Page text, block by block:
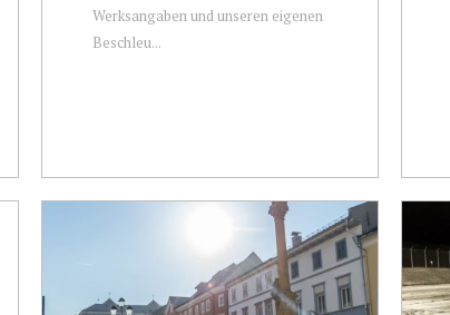
Werksangaben und unseren eigenen
Beschleu...